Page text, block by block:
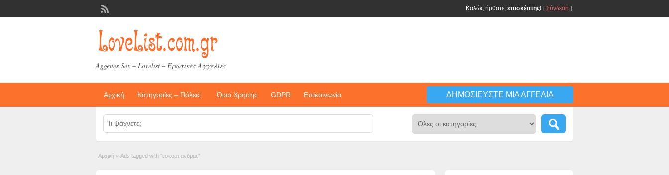
Καλώς ήρθατε, επισκέπτης! [Σύνδεση ]
Aggelies Sex – Lovelist – Ερωτικές Αγγελίες
Αρχική Κατηγορίες – Πόλεις Όροι Χρήσης GDPR Επικοινωνία ΔΗΜΟΣΙΕΎΣΤΕ ΜΙΑ ΑΓΓΕΛΊΑ
Αρχική » Ads tagged with "εσκορτ ανδρας"